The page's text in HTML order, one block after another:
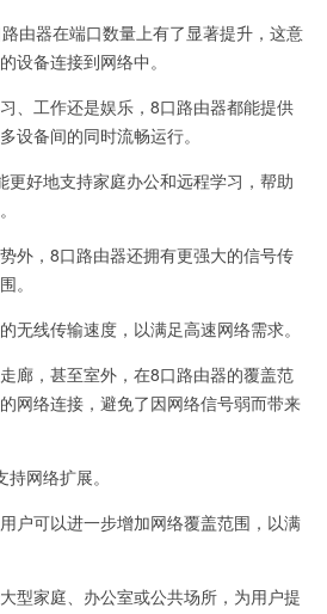
器在端口数量上有了显著提升，这意
设备连接到网络中。
工作还是娱乐，8口路由器都能提供
设备间的同时流畅运行。
好地支持家庭办公和远程学习，帮助
，8口路由器还拥有更强大的信号传
。
线传输速度，以满足高速网络需求。
，甚至室外，在8口路由器的覆盖范
网络连接，避免了因网络信号弱而带来
网络扩展。
可以进一步增加网络覆盖范围，以满
家庭、办公室或公共场所，为用户提